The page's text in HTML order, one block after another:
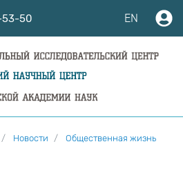
53-50 EN
Новости
Общественная жизнь